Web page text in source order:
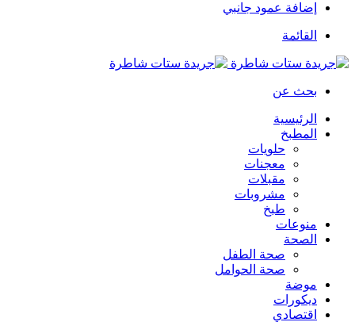
إضافة عمود جانبي
القائمة
بحث عن
الرئيسية
المطبخ
حلويات
معجنات
مقبلات
مشروبات
طبخ
منوعات
الصحة
صحة الطفل
صحة الحوامل
موضة
ديكورات
اقتصادي